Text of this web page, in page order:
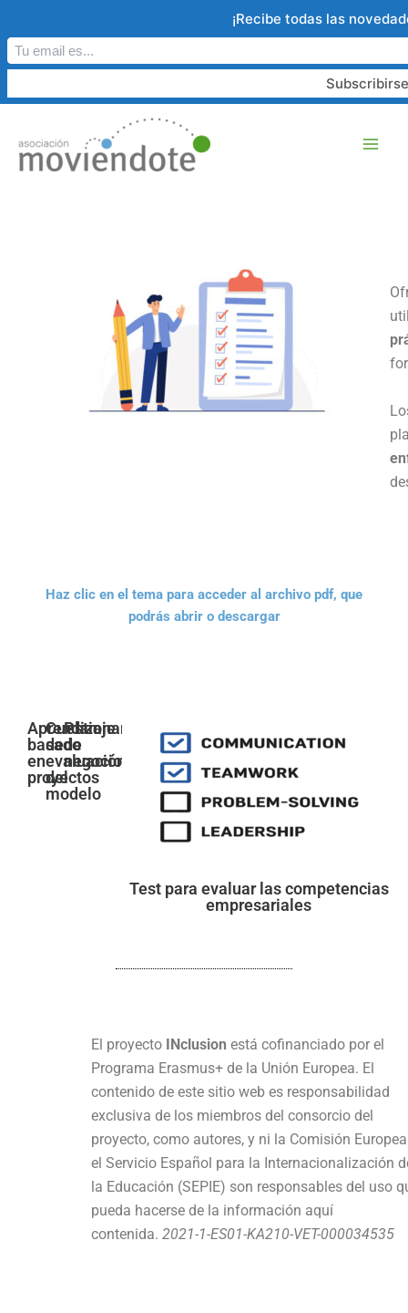
contenido
Haz clic en el tema para acceder al archivo pdf, que
podrás abrir o descargar
Aprendizaje
basado
en
proyectos
Cuestionario
de
evaluación
del
modelo
Plan
de
negocio
Test para evaluar las competencias
empresariales
El proyecto INclusion está cofinanciado por el
Programa Erasmus+ de la Unión Europea. El
contenido de este sitio web es responsabilidad
exclusiva de los miembros del consorcio del
proyecto, como autores, y ni la Comisión
el Servicio Español para la Internacionalización
la Educación (SEPIE) son responsables del uso
pueda hacerse de la información aquí
contenida. 2021-1-ES01-KA210-VET-000034535
¡Recibe todas las